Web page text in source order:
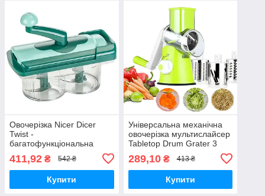
Овочерізка Nicer Dicer
Twist -
багатофункціональна
мультирезка, подрібнювач
для продуктів, Найсер
Дайсер
411,92 ₴ 542 ₴
Купити
Універсальна механічна
овочерізка мультислайсер
Tabletop Drum Grater 3
нержавіюча сталь
289,10₴ 413 ₴
Купити